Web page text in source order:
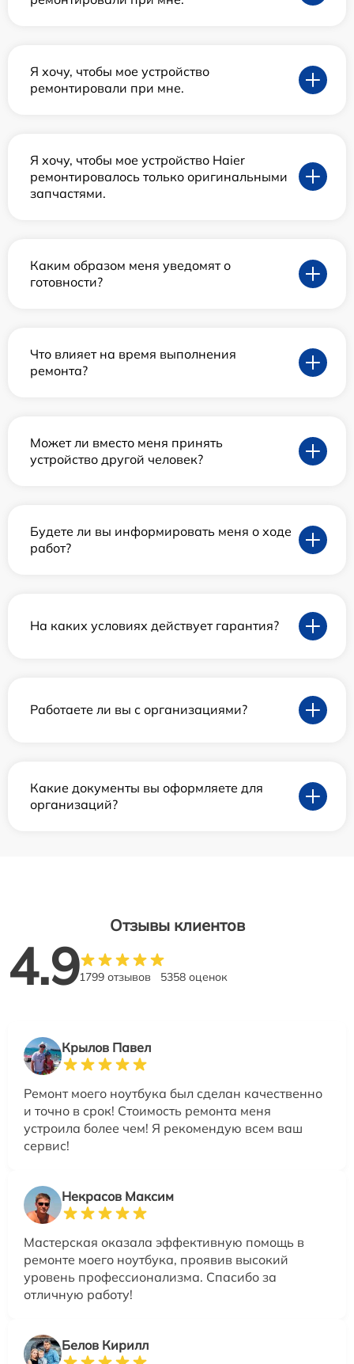
Я хочу, чтобы мое устройство
ремонтировали при мне.
Я хочу, чтобы мое устройство Haier
ремонтировалось только оригинальными
запчастями.
Каким образом меня уведомят о
готовности?
Что влияет на время выполнения
ремонта?
Может ли вместо меня принять
устройство другой человек?
Будете ли вы информировать меня о ходе
работ?
На каких условиях действует гарантия?
Работаете ли вы с организациями?
Какие документы вы оформляете для
организаций?
Отзывы клиентов
4.91799 отзывов 5358 оценок
Крылов Павел
Ремонт моего ноутбука был сделан качественно
и точно в срок! Стоимость ремонта меня
устроила более чем! Я рекомендую всем ваш
сервис!
Некрасов Максим
Мастерская оказала эффективную помощь в
ремонте моего ноутбука, проявив высокий
уровень профессионализма. Спасибо за
отличную работу!
Белов Кирилл